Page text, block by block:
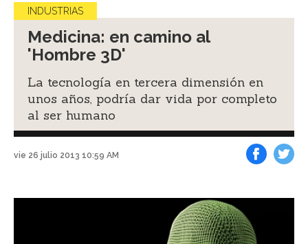
INDUSTRIAS
Medicina: en camino al
'Hombre 3D'
La tecnología en tercera dimensión en
unos años, podría dar vida por completo
al ser humano
vie 26 julio 2013 10:59 AM